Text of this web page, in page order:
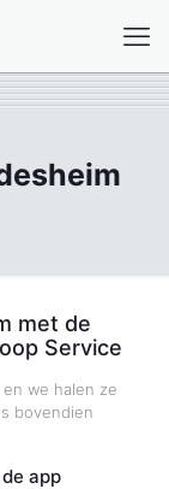
met de
Service
we halen ze
bovendien
app